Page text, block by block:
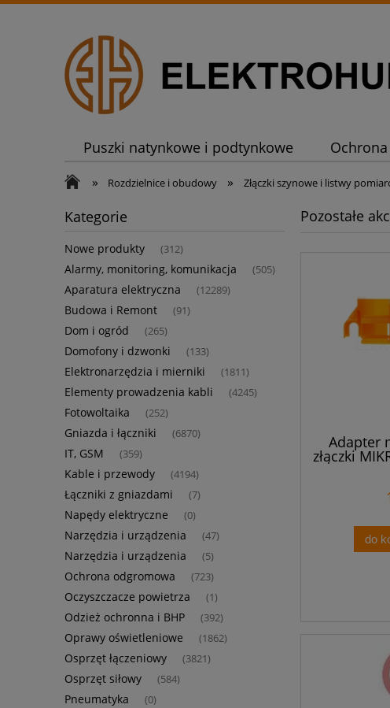
Puszki natynkowe i podtynkowe
» Rozdzielnice i obudowy » Złączki szynowe i listwy
Kategorie
Nowe produkty (312)
Alarmy, monitoring, komunikacja (505)
Aparatura elektryczna (12289)
Budowa i Remont (91)
Dom i ogród (265)
Domofony i dzwonki (133)
Elektronarzędzia i mierniki (1811)
Elementy prowadzenia kabli (4245)
Fotowoltaika (252)
Gniazda i łączniki (6870)
IT, GSM (359)
Kable i przewody (4194)
Łączniki z gniazdami (7)
Napędy elektryczne (0)
Narzędzia i urządzenia (47)
Narzędzia i urządzenia (5)
Ochrona odgromowa (723)
Oczyszczacze powietrza (1)
Odzież ochronna i BHP (392)
Oprawy oświetleniowe (1862)
Osprzęt łączeniowy (3821)
Osprzęt siłowy (584)
Pneumatyka (0)
Pozostałe
Adapter
złączki
do